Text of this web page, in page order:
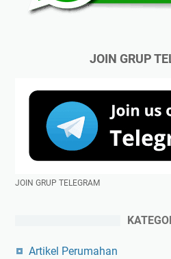
JOIN GRUP
JOIN GRUP TELEGRAM
Artikel Perumahan